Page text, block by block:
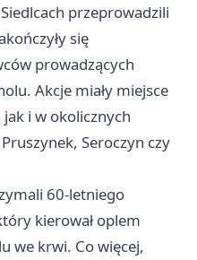
przeprowadzili
się
prowadzących
Akcje miały miejsce
i w okolicznych
Seroczyn czy
60-letniego
kierował oplem
we krwi. Co więcej,